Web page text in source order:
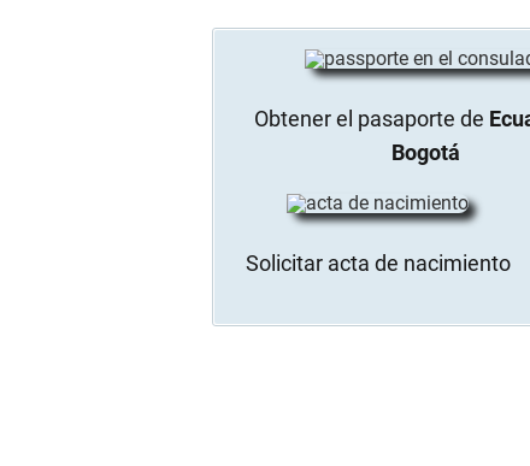
Obtener el pasaporte de
Bogotá
Solicitar acta de nacimiento